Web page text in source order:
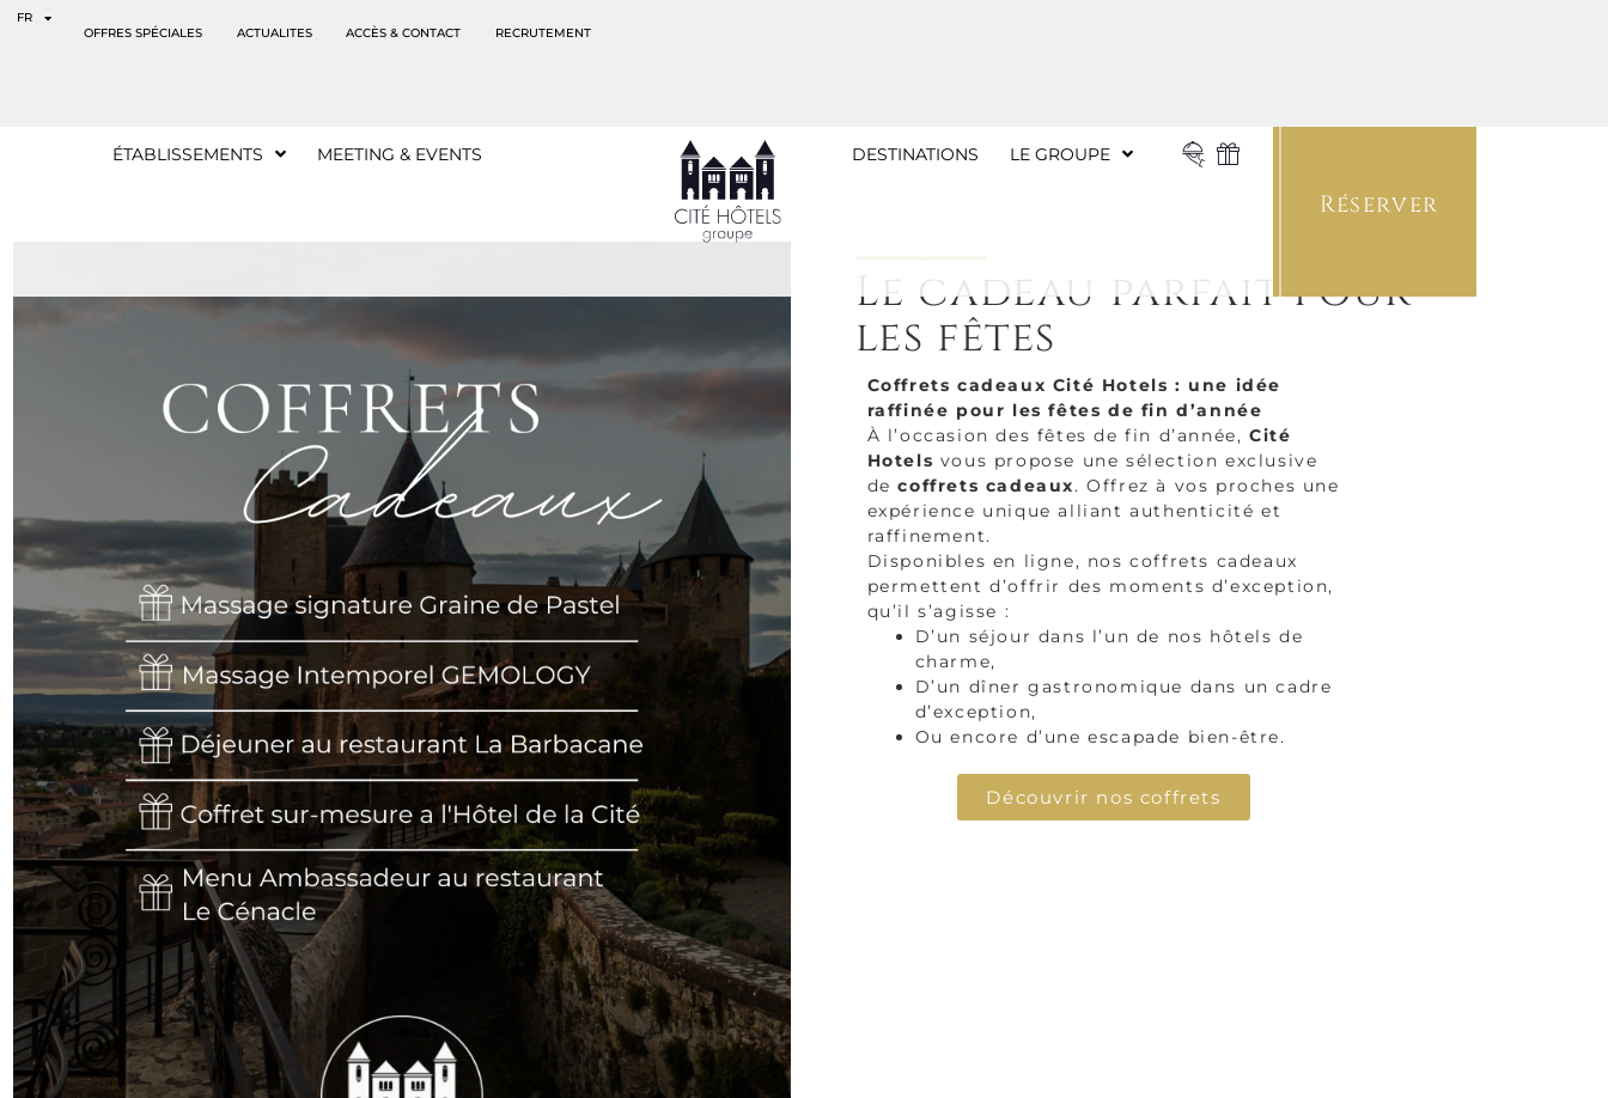
FR
OFFRES SPÉCIALES
ACTUALITES ACCÈS & CONTACT RECRUTEMENT
ÉTABLISSEMENTS MEETING & EVENTS DESTINATIONS LE GROUPE
Réserver
Le cadeau parfait pour
les fêtes
Coffrets cadeaux Cité Hotels : une idée
raffinée pour les fêtes de fin d’année
À l’occasion des fêtes de fin d’année, Cité
Hotels vous propose une sélection exclusive
decoffrets cadeaux. Offrez à vos proches une
expérience unique alliant authenticité et
raffinement.
Disponibles en ligne, nos coffrets cadeaux
permettent d’offrir des moments d’exception,
qu’il s’agisse :
D’un séjour dans l’un de nos hôtels de
charme,
D’un dîner gastronomique dans un cadre
d’exception,
Ou encore d’une escapade bien-être.
Découvrir nos coffrets
Panneau de gestion des cookies